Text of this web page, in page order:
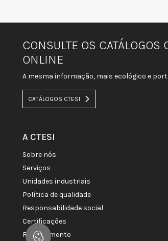
CONSULTE OS CATÁLOGOS
ONLINE
A mesma informação, mais ecológico e
CATÁLOGOS CTESI
A CTESI
sobre nós
serviços
unidades industriais
política de qualidade
responsabilidade social
certificações
recrutamento